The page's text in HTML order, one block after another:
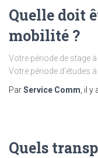
Quelle doit
mobilité ?
Votre période de stage
Votre période d’études
ParService Comm , il y
Quels